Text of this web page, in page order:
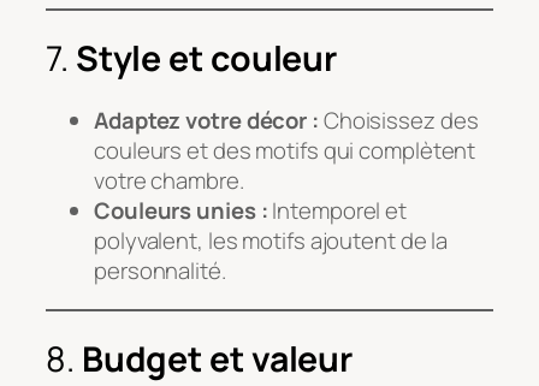
7. Style et couleur
Adaptez votre décor :Choisissez des
couleurs et des motifs qui complètent
votre chambre.
Couleurs unies :Intemporel et
polyvalent, les motifs ajoutent de la
personnalité.
8. Budget et valeur